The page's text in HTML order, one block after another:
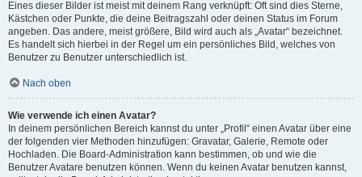
Eines dieser Bilder ist meist mit deinem Rang verknüpft: Oft sind dies Sterne,
Kästchen oder Punkte, die deine Beitragszahl oder deinen Status im Forum
angeben. Das andere, meist größere, Bild wird auch als „Avatar“ bezeichnet.
Es handelt sich hierbei in der Regel um ein persönliches Bild, welches von
Benutzer zu Benutzer unterschiedlich ist.
Nach oben
Wie verwende ich einen Avatar?
In deinem persönlichen Bereich kannst du unter „Profil“ einen Avatar über eine
der folgenden vier Methoden hinzufügen: Gravatar, Galerie, Remote oder
Hochladen. Die Board-Administration kann bestimmen, ob und wie die
Benutzer Avatare benutzen können. Wenn du keinen Avatar benutzen kannst,